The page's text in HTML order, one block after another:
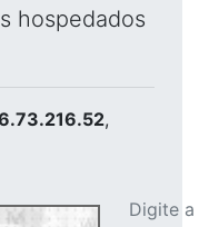
hospedados
,
Digite